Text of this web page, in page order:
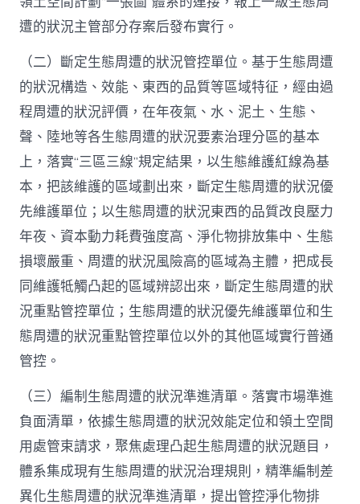
遭的狀況主管部分存案后發布實行。
（二）斷定生態周遭的狀況管控單位。基于生態周遭
的狀況構造、效能、東西的品質等區域特征，經由過
程周遭的狀況評價，在年夜氣、水、泥土、生態、
聲、陸地等各生態周遭的狀況要素治理分區的基本
上，落實“三區三線”規定結果，以生態維護紅線為基
本，把該維護的區域劃出來，斷定生態周遭的狀況優
先維護單位；以生態周遭的狀況東西的品質改良壓力
年夜、資本動力耗費強度高、淨化物排放集中、生態
損壞嚴重、周遭的狀況風險高的區域為主體，把成長
同維護牴觸凸起的區域辨認出來，斷定生態周遭的狀
況重點管控單位；生態周遭的狀況優先維護單位和生
態周遭的狀況重點管控單位以外的其他區域實行普通
管控。
（三）編制生態周遭的狀況準進清單。落實市場準進
負面清單，依據生態周遭的狀況效能定位和領土空間
用處管束請求，聚焦處理凸起生態周遭的狀況題目，
體系集成現有生態周遭的狀況治理規則，精準編制差
異化生態周遭的狀況準進清單，提出管控淨化物排